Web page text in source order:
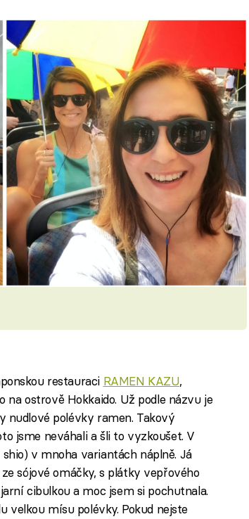
restauraci RAMEN KAZU,
ostrově Hokkaido. Už podle názvu je
nudlové polévky ramen. Takový
jsme neváhali a šli to vyzkoušet. V
v mnoha variantách náplně. Já
sójové omáčky, s plátky vepřového
cibulkou a moc jsem si pochutnala.
velkou mísu polévky. Pokud nejste